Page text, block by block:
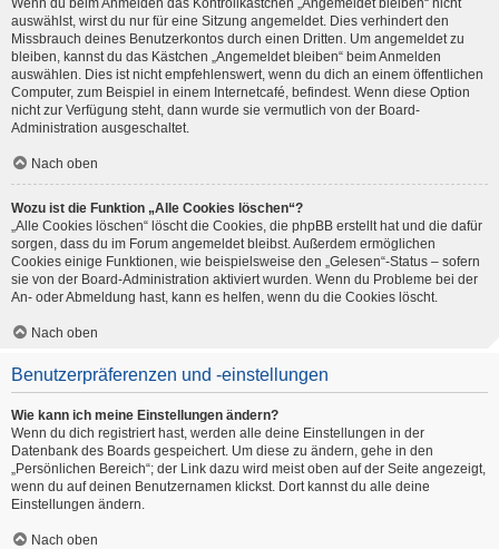
Wenn du beim Anmelden das Kontrollkästchen „Angemeldet bleiben“ nicht
auswählst, wirst du nur für eine Sitzung angemeldet. Dies verhindert den
Missbrauch deines Benutzerkontos durch einen Dritten. Um angemeldet zu
bleiben, kannst du das Kästchen „Angemeldet bleiben“ beim Anmelden
auswählen. Dies ist nicht empfehlenswert, wenn du dich an einem öffentlichen
Computer, zum Beispiel in einem Internetcafé, befindest. Wenn diese Option
nicht zur Verfügung steht, dann wurde sie vermutlich von der Board-
Administration ausgeschaltet.
Nach oben
Wozu ist die Funktion „Alle Cookies löschen“?
„Alle Cookies löschen“ löscht die Cookies, die phpBB erstellt hat und die dafür
sorgen, dass du im Forum angemeldet bleibst. Außerdem ermöglichen
Cookies einige Funktionen, wie beispielsweise den „Gelesen“-Status – sofern
sie von der Board-Administration aktiviert wurden. Wenn du Probleme bei der
An- oder Abmeldung hast, kann es helfen, wenn du die Cookies löscht.
Nach oben
Benutzerpräferenzen und -einstellungen
Wie kann ich meine Einstellungen ändern?
Wenn du dich registriert hast, werden alle deine Einstellungen in der
Datenbank des Boards gespeichert. Um diese zu ändern, gehe in den
„Persönlichen Bereich“; der Link dazu wird meist oben auf der Seite angezeigt,
wenn du auf deinen Benutzernamen klickst. Dort kannst du alle deine
Einstellungen ändern.
Nach oben